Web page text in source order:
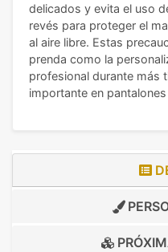
delicados y evita el uso
revés para proteger el
al aire libre. Estas
prenda como la
profesional durante más
importante en